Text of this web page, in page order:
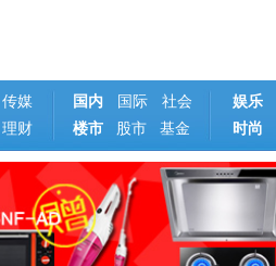
传媒 国内 国际 社会 娱乐
理财 楼市 股市 基金 时尚